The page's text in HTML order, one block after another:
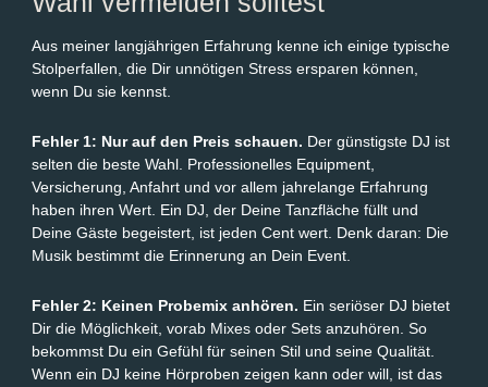
Aus meiner langjährigen Erfahrung kenne ich einige typische
Stolperfallen, die Dir unnötigen Stress ersparen können,
wenn Du sie kennst.
Fehler 1: Nur auf den Preis schauen. Der günstigste DJ ist
selten die beste Wahl. Professionelles Equipment,
Versicherung, Anfahrt und vor allem jahrelange Erfahrung
haben ihren Wert. Ein DJ, der Deine Tanzfläche füllt und
Deine Gäste begeistert, ist jeden Cent wert. Denk daran: Die
Musik bestimmt die Erinnerung an Dein Event.
Fehler 2: Keinen Probemix anhören. Ein seriöser DJ bietet
Dir die Möglichkeit, vorab Mixes oder Sets anzuhören. So
bekommst Du ein Gefühl für seinen Stil und seine Qualität.
Wenn ein DJ keine Hörproben zeigen kann oder will, ist das